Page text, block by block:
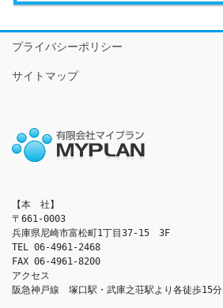
プライバシーポリシー
サイトマップ
【本　社】
〒661-0003
兵庫県尼崎市富松町1丁目37-15　3F
TEL 06-4961-2468
FAX 06-4961-8200
アクセス
阪急神戸線　塚口駅・武庫之荘駅より各徒歩15分